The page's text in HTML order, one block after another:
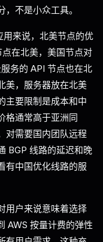
不是小众工具。
用来说，北美节点的优
在北美，美国节点对
务的 API 节点也在北
美，服务器放在北美
主要限制是成本和中
格通常高于亚洲同
对需要国内团队远程
BGP 线路的延迟和晚
有中国优化线路的服
用户来说意味着选择
AWS 按量计费的弹性